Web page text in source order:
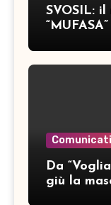
SVOSIL:
“MUFASA”
Da
giù la